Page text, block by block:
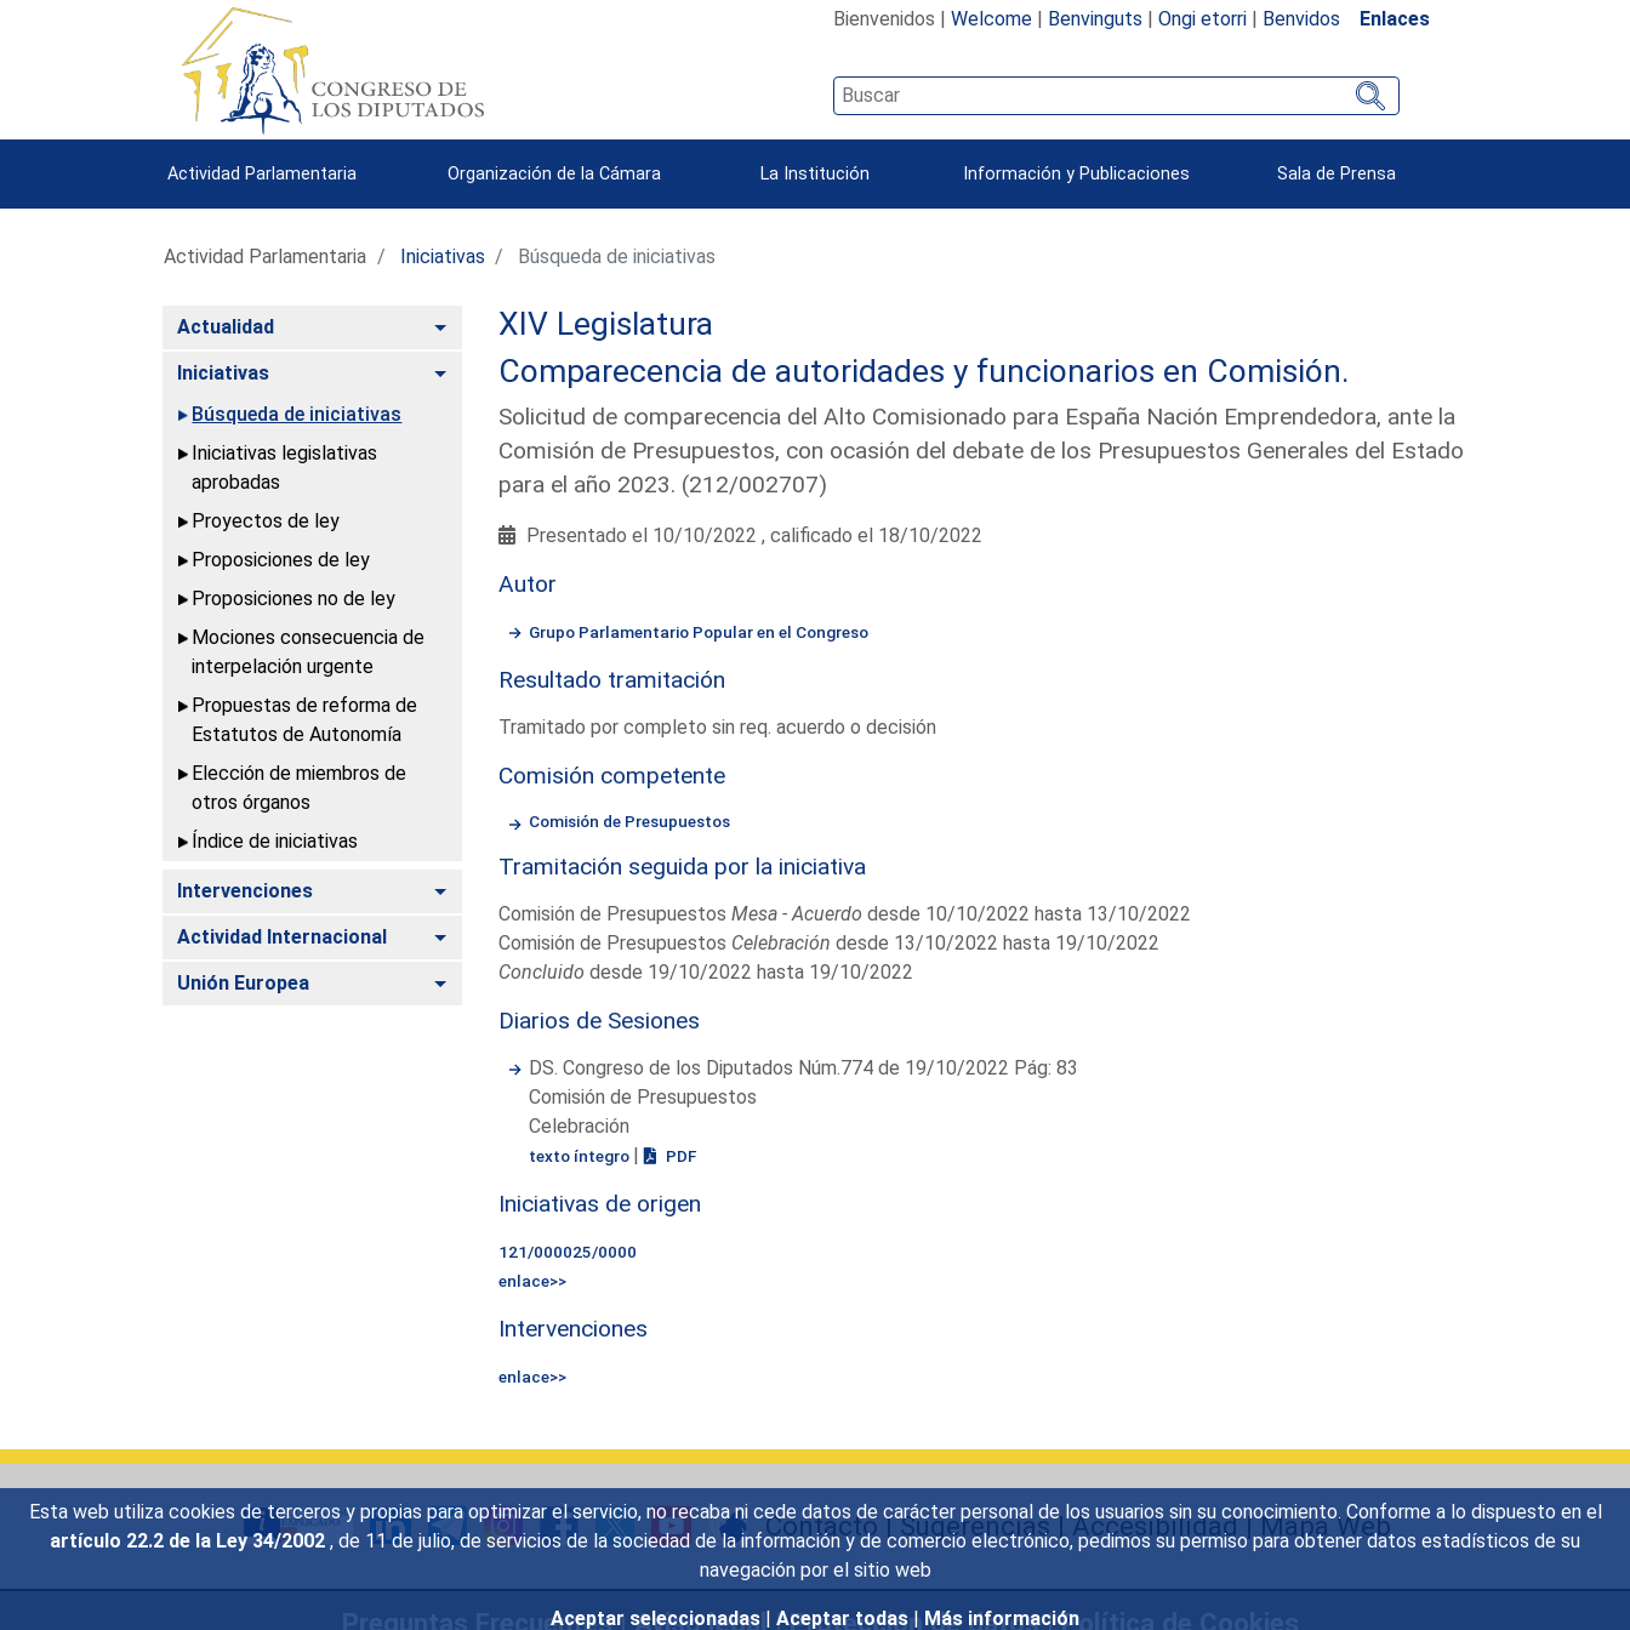
Esta web utiliza cookies de terceros y propias para optimizar el servicio, no recaba ni cede datos de carácter personal de los usuarios sin su conocimiento. Conforme a lo dispuesto en el
artículo 22.2 de la Ley 34/2002 , de 11 de julio, de servicios de la sociedad de la información y de comercio electrónico, pedimos su permiso para obtener datos estadísticos de su
navegación por el sitio web
Aceptar seleccionadas | Aceptar todas | Más información
Bienvenidos | Welcome| Benvinguts | Ongi etorri| Benvidos Enlaces
Actividad Parlamentaria Organización de la Cámara La Institución Información y Publicaciones Sala de Prensa
Actividad Parlamentaria Iniciativas Búsqueda de iniciativas
Actualidad Alternar
Iniciativas
Alternar
Búsqueda de iniciativas
Iniciativas legislativas
aprobadas
Proyectos de ley
Proposiciones de ley
Proposiciones no de ley
Mociones consecuencia de
interpelación urgente
Propuestas de reforma de
Estatutos de Autonomía
Elección de miembros de
otros órganos
Índice de iniciativas
Intervenciones Alternar
Actividad Internacional Alternar
Unión Europea Alternar
XIV Legislatura
Comparecencia de autoridades y funcionarios en Comisión.
Solicitud de comparecencia del Alto Comisionado para España Nación Emprendedora, ante la
Comisión de Presupuestos, con ocasión del debate de los Presupuestos Generales del Estado
para el año 2023. (212/002707)
Presentado el 10/10/2022 , calificado el 18/10/2022
Autor
Grupo Parlamentario Popular en el Congreso
Resultado tramitación
Tramitado por completo sin req. acuerdo o decisión
Comisión competente
Comisión de Presupuestos
Tramitación seguida por la iniciativa
Comisión de Presupuestos Mesa - Acuerdo desde 10/10/2022 hasta 13/10/2022
Comisión de Presupuestos Celebración desde 13/10/2022 hasta 19/10/2022
Concluido desde 19/10/2022 hasta 19/10/2022
Diarios de Sesiones
DS. Congreso de los Diputados Núm.774 de 19/10/2022 Pág: 83
Comisión de Presupuestos
Celebración
texto íntegro | PDF
Iniciativas de origen
121/000025/0000
enlace>>
Intervenciones
enlace>>
Contacto|Sugerencias|Accesibilidad|Mapa Web
Preguntas Frecuentes|Aviso legal|Protección de datos|Política de Cookies